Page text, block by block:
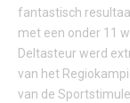
fantastisch
met een onder 11
Deltasteur werd
van het
van de